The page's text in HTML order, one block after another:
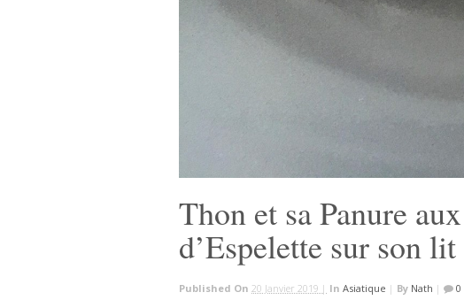
Thon et sa Panure
d’Espelette sur son
Published On 20 Janvier 2019 | In Asiatique | By Nath | 0